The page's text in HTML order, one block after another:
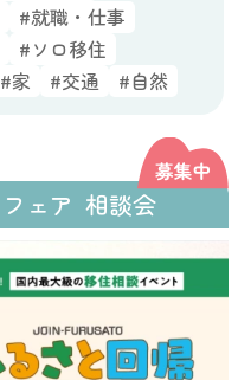
#就職・仕事
#ソロ移住
#家 #交通 #自然
フェア 相談会